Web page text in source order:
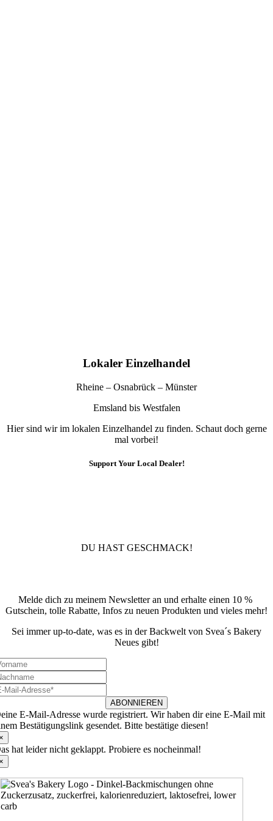
Lokaler Einzelhandel
Rheine – Osnabrück – Münster
Emsland bis Westfalen
Hier sind wir im lokalen Einzelhandel zu finden. Schaut doch gerne
mal vorbei!
Support Your Local Dealer!
DU HAST GESCHMACK!
Melde dich zu meinem Newsletter an und erhalte einen 10 %
Gutschein, tolle Rabatte, Infos zu neuen Produkten und vieles mehr!
Sei immer up-to-date, was es in der Backwelt von Svea´s Bakery
Neues gibt!
ABONNIEREN
E-Mail-Adresse wurde registriert. Wir haben dir eine E-Mail mit
Bestätigungslink gesendet. Bitte bestätige diesen!
hat leider nicht geklappt. Probiere es nocheinmal!